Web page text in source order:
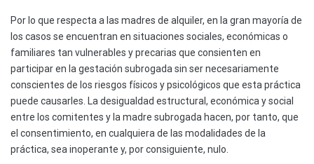
Por lo que respecta a las madres de alquiler, en la gran mayoría de
los casos se encuentran en situaciones sociales, económicas o
familiares tan vulnerables y precarias que consienten en
participar en la gestación subrogada sin ser necesariamente
conscientes de los riesgos físicos y psicológicos que esta práctica
puede causarles. La desigualdad estructural, económica y social
entre los comitentes y la madre subrogada hacen, por tanto, que
el consentimiento, en cualquiera de las modalidades de la
práctica, sea inoperante y, por consiguiente, nulo.